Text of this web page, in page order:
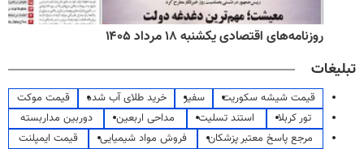
روزنامه‌های اقتصادی یکشنبه ۱۸ مرداد ۱۴۰۵
تبلیغات
قیمت شیشه سکوریت سفیر خرید طلای آب شده
قیمت موکت
تور کربلا
استند تسلیت مداحی اربعین
دوربین مداربسته
مرجع پاسخ معتبر پزشکان
فروش مواد شیمیایی
قیمت ایمپلنت